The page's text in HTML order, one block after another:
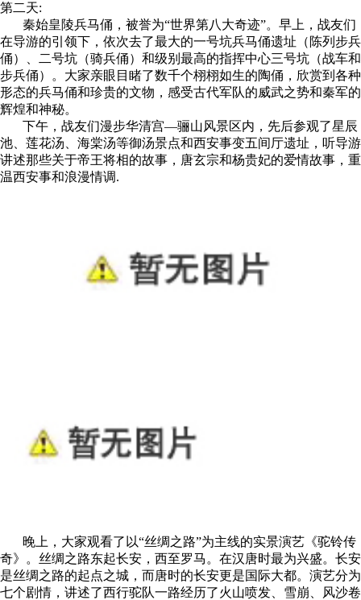
第二天:
秦始皇陵兵马俑，被誉为“世界第八大奇迹”。早上，战友们
在导游的引领下，依次去了最大的一号坑兵马俑遗址（陈列步兵
俑）、二号坑（骑兵俑）和级别最高的指挥中心三号坑（战车和
步兵俑）。大家亲眼目睹了数千个栩栩如生的陶俑，欣赏到各种
形态的兵马俑和珍贵的文物，感受古代军队的威武之势和秦军的
辉煌和神秘。
下午，战友们漫步华清宫—骊山风景区内，先后参观了星辰
池、莲花汤、海棠汤等御汤景点和西安事变五间厅遗址，听导游
讲述那些关于帝王将相的故事，唐玄宗和杨贵妃的爱情故事，重
温西安事和浪漫情调.
晚上，大家观看了以“丝绸之路”为主线的实景演艺《驼铃传
奇》。丝绸之路东起长安，西至罗马。在汉唐时最为兴盛。长安
是丝绸之路的起点之城，而唐时的长安更是国际大都。演艺分为
七个剧情，讲述了西行驼队一路经历了火山喷发、雪崩、风沙卷